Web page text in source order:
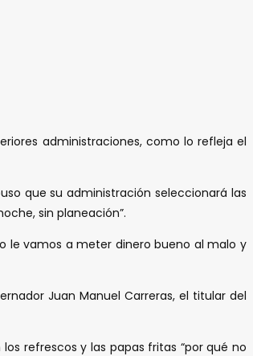
administraciones, como lo refleja el
que su administración seleccionará las
sin planeación”.
le vamos a meter dinero bueno al malo y
Juan Manuel Carreras, el titular del
refrescos y las papas fritas “por qué no